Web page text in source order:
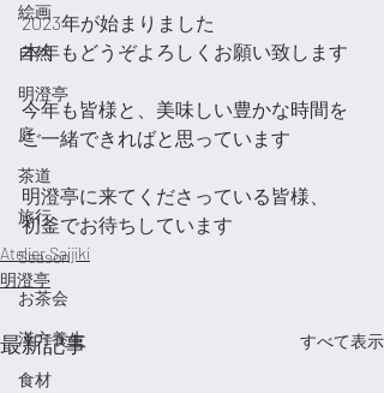
絵画
自然
明澄亭
庭
茶道
旅行
Season
お茶会
漢方養生
食材
2023年が始まりました
本年もどうぞよろしくお願い致します
今年も皆様と、美味しい豊かな時間を
ご一緒できればと思っています
明澄亭に来てくださっている皆様、
初釜でお待ちしています
Atelier Saijiki
明澄亭
最新記事 すべて表示